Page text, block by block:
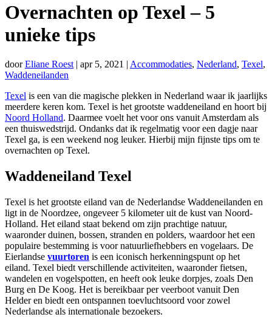
Overnachten op Texel – 5
unieke tips
doorEliane Roest | apr 5, 2021 | Accommodaties, Nederland, Texel,
Waddeneilanden
Texel is een van die magische plekken in Nederland waar ik jaarlijks
meerdere keren kom. Texel is het grootste waddeneiland en hoort bij
Noord Holland. Daarmee voelt het voor ons vanuit Amsterdam als
een thuiswedstrijd. Ondanks dat ik regelmatig voor een dagje naar
Texel ga, is een weekend nog leuker. Hierbij mijn fijnste tips om te
overnachten op Texel.
Waddeneiland Texel
Texel is het grootste eiland van de Nederlandse Waddeneilanden en
ligt in de Noordzee, ongeveer 5 kilometer uit de kust van Noord-
Holland. Het eiland staat bekend om zijn prachtige natuur,
waaronder duinen, bossen, stranden en polders, waardoor het een
populaire bestemming is voor natuurliefhebbers en vogelaars. De
Eierlandse vuurtoren is een iconisch herkenningspunt op het
eiland. Texel biedt verschillende activiteiten, waaronder fietsen,
wandelen en vogelspotten, en heeft ook leuke dorpjes, zoals Den
Burg en De Koog. Het is bereikbaar per veerboot vanuit Den
Helder en biedt een ontspannen toevluchtsoord voor zowel
Nederlandse als internationale bezoekers.